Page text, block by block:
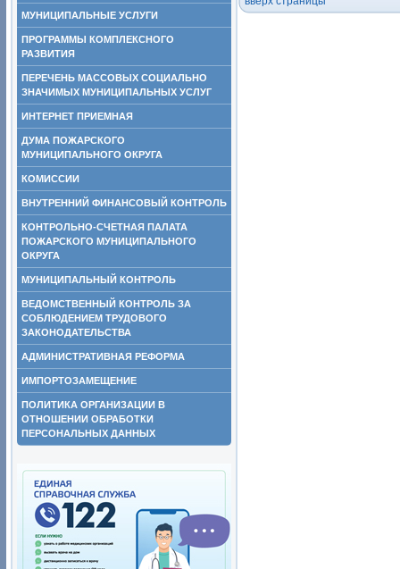
МУНИЦИПАЛЬНЫЕ УСЛУГИ
ПРОГРАММЫ КОМПЛЕКСНОГО
РАЗВИТИЯ
ПЕРЕЧЕНЬ МАССОВЫХ СОЦИАЛЬНО
ЗНАЧИМЫХ МУНИЦИПАЛЬНЫХ УСЛУГ
ИНТЕРНЕТ ПРИЕМНАЯ
ДУМА ПОЖАРСКОГО
МУНИЦИПАЛЬНОГО ОКРУГА
КОМИССИИ
ВНУТРЕННИЙ ФИНАНСОВЫЙ КОНТРОЛЬ
КОНТРОЛЬНО-СЧЕТНАЯ ПАЛАТА
ПОЖАРСКОГО МУНИЦИПАЛЬНОГО
ОКРУГА
МУНИЦИПАЛЬНЫЙ КОНТРОЛЬ
ВЕДОМСТВЕННЫЙ КОНТРОЛЬ ЗА
СОБЛЮДЕНИЕМ ТРУДОВОГО
ЗАКОНОДАТЕЛЬСТВА
АДМИНИСТРАТИВНАЯ РЕФОРМА
ИМПОРТОЗАМЕЩЕНИЕ
ПОЛИТИКА ОРГАНИЗАЦИИ В
ОТНОШЕНИИ ОБРАБОТКИ
ПЕРСОНАЛЬНЫХ ДАННЫХ